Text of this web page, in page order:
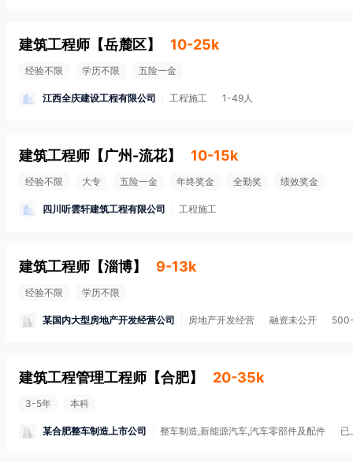
建筑工程师 【岳麓区】 10-25k
经验不限 学历不限 五险一金
江西全庆建设工程有限公司 工程施工 1-49人
建筑工程师 【广州-流花】 10-15k
经验不限 大专 五险一金 年终奖金 全勤奖 绩效奖金
四川听雲轩建筑工程有限公司 工程施工
建筑工程师 【淄博】 9-13k
经验不限 学历不限
某国内大型房地产开发经营公司 房地产开发经营 融资未公开
建筑工程管理工程师 【合肥】 20-35k
3-5年 本科
某合肥整车制造上市公司 整车制造,新能源汽车,汽车零部件及配件 已